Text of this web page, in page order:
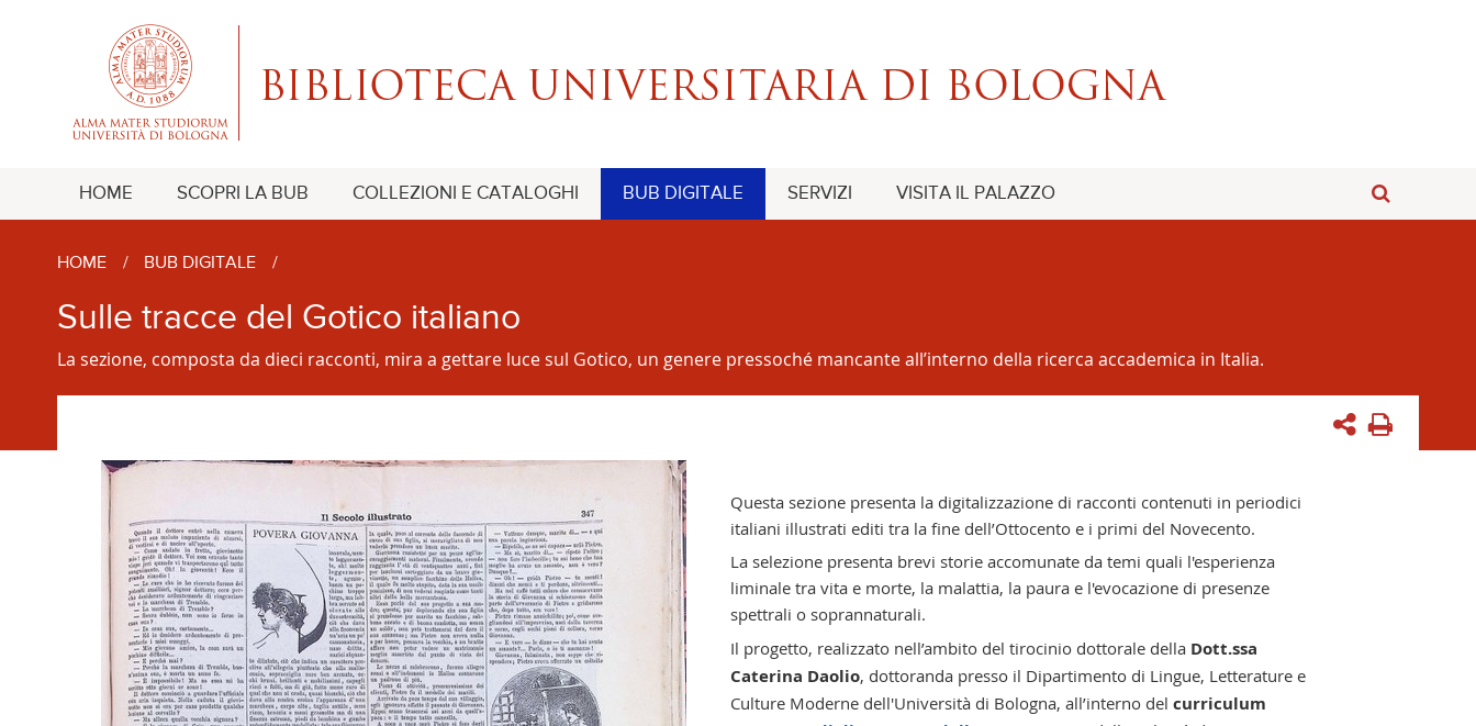
HOME SCOPRI LA BUB COLLEZIONI E CATALOGHI BUB DIGITALE SERVIZI VISITA IL PALAZZO
HOME / BUB DIGITALE /
Sulle tracce del Gotico italiano
La sezione, composta da dieci racconti, mira a gettare luce sul Gotico, un genere pressoché mancante all’interno della ricerca accademica in Italia.
Questa sezione presenta la digitalizzazione di racconti contenuti in periodici
italiani illustrati editi tra la fine dell’Ottocento e i primi del Novecento.
La selezione presenta brevi storie accomunate da temi quali l'esperienza
liminale tra vita e morte, la malattia, la paura e l'evocazione di presenze
spettrali o soprannaturali.
Il progetto, realizzato nell’ambito del tirocinio dottorale della Dott.ssa
Caterina Daolio, dottoranda presso il Dipartimento di Lingue, Letterature e
Culture Moderne dell'Università di Bologna, all’interno del curriculum